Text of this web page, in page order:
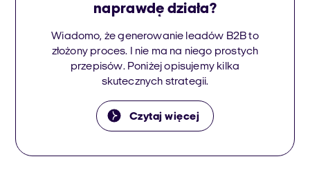
naprawdę działa?
Wiadomo, że generowanie leadów B2B to
złożony proces. I nie ma na niego prostych
przepisów. Poniżej opisujemy kilka
skutecznych strategii.
Czytaj więcej